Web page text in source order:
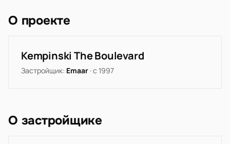
О проекте
Kempinski The Boulevard
Застройщик: Emaar · с 1997
О застройщике